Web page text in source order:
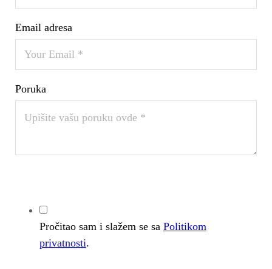
Email adresa
Poruka
Pročitao sam i slažem se sa Politikom
privatnosti.